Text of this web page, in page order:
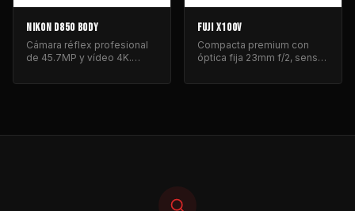
NIKON D850 BODY
Cámara réflex profesional
de 45.7MP y vídeo 4K.
FUJI X100V
Compacta premium con
óptica fija 23mm f/2, sensor
resistente.